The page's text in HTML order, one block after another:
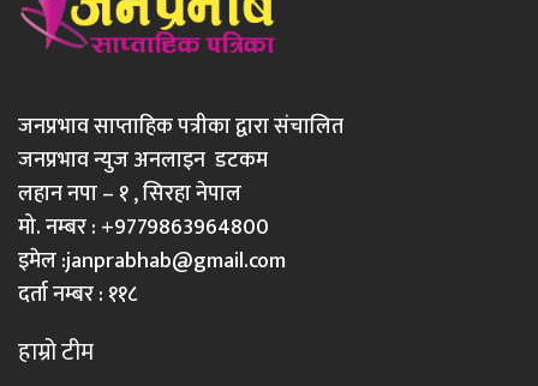
जनप्रभाव साप्ताहिक पत्रीका द्वारा संचालित
जनप्रभाव न्युज अनलाइन डटकम
लहान नपा – १ , सिरहा नेपाल
मो. नम्बर : +9779863964800
इमेल :janprabhab@gmail.com
दर्ता नम्बर : ११८
हाम्रो टीम